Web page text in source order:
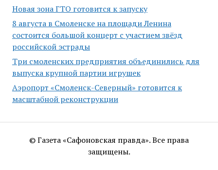
Новая зона ГТО готовится к запуску
8 августа в Смоленске на площади Ленина
состоится большой концерт с участием звёзд
российской эстрады
Три смоленских предприятия объединились для
выпуска крупной партии игрушек
Аэропорт «Смоленск-Северный» готовится к
масштабной реконструкции
© Газета «Сафоновская правда». Все права
защищены.